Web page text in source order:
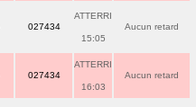
027434
ATTERRI
15:05
Aucun retard
027434
ATTERRI
16:03
Aucun retard